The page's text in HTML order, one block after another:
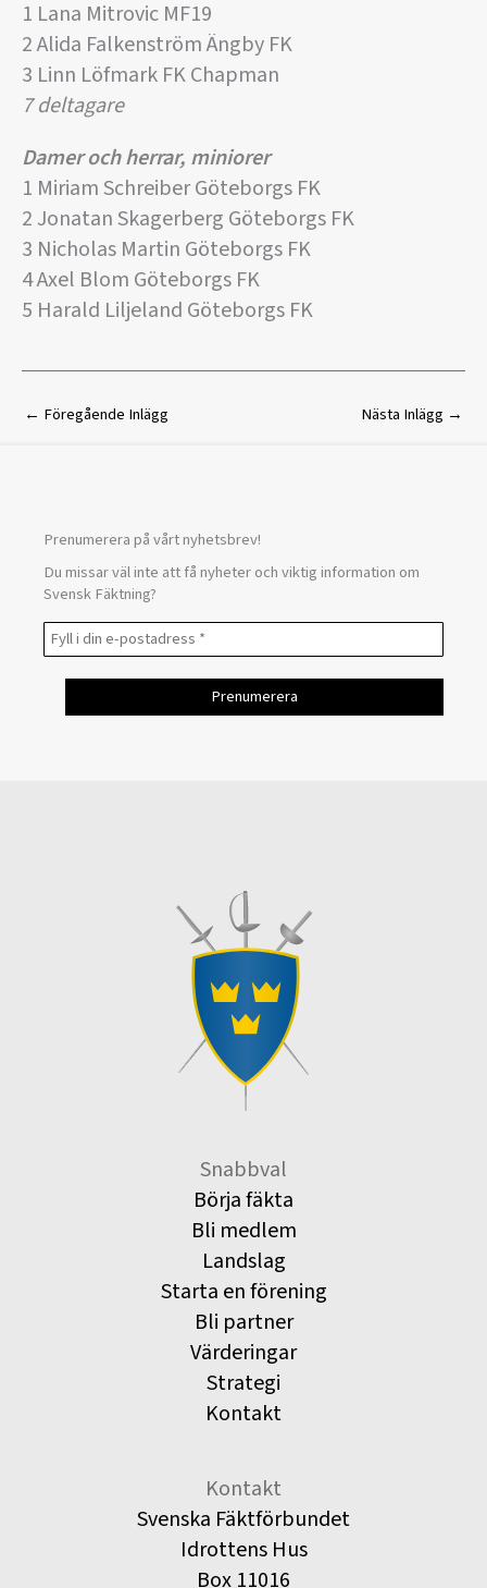
1 Lana Mitrovic MF19
2 Alida Falkenström Ängby FK
3 Linn Löfmark FK Chapman
7 deltagare
Damer och herrar, miniorer
1 Miriam Schreiber Göteborgs FK
2 Jonatan Skagerberg Göteborgs FK
3 Nicholas Martin Göteborgs FK
4 Axel Blom Göteborgs FK
5 Harald Liljeland Göteborgs FK
← Föregående Inlägg Nästa Inlägg →
Prenumerera på vårt nyhetsbrev!
Du missar väl inte att få nyheter och viktig information om
Svensk Fäktning?
Snabbval
Börja fäkta
Bli medlem
Landslag
Starta en förening
Bli partner
Värderingar
Strategi
Kontakt
Kontakt
Svenska Fäktförbundet
Idrottens Hus
Box 11016